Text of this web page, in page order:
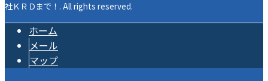
社ＫＲＤまで！. All rights reserved.
ホーム
メール
マップ